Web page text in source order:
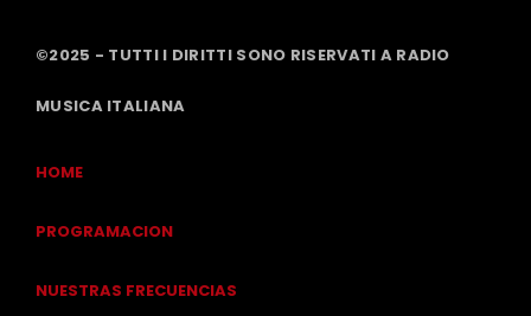
©2025 - TUTTI I DIRITTI SONO RISERVATI A RADIO
MUSICA ITALIANA
HOME
PROGRAMACION
NUESTRAS FRECUENCIAS